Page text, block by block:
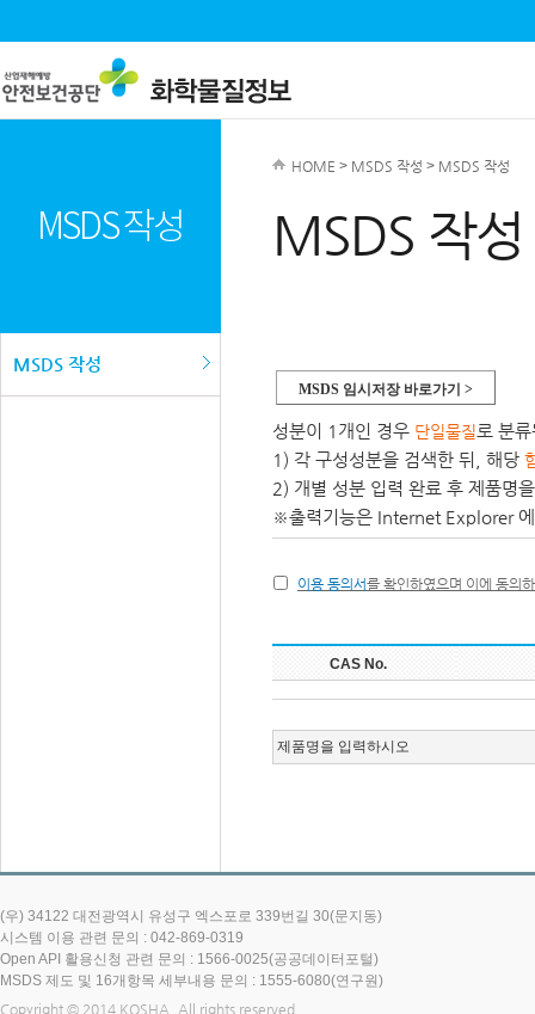
MSDS 작성
MSDS 작성
HOME > MSDS 작성 > MSDS 작성
MSDS 작성
(우) 34122 대전광역시 유성구 엑스포로 339번길 30(문지동)
시스템 이용 관련 문의 : 042-869-0319
Open API 활용신청 관련 문의 : 1566-0025(공공데이터포털)
MSDS 제도 및 16개항목 세부내용 문의 : 1555-6080(연구원)
Copyright © 2014 KOSHA. All rights reserved.